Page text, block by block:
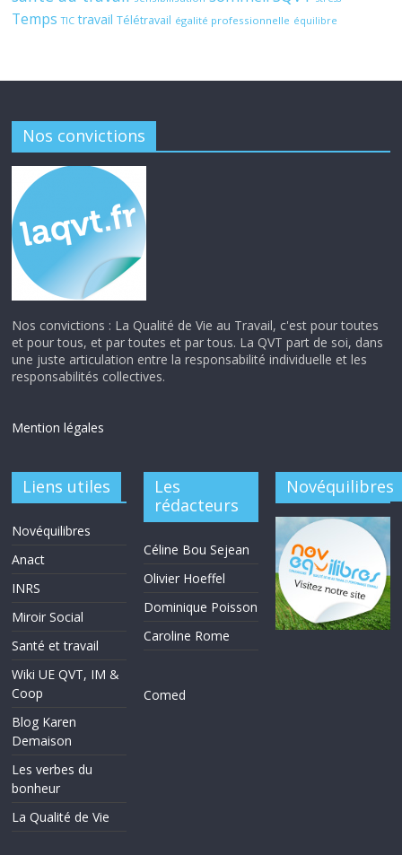
Temps TIC travail Télétravail égalité professionnelle équilibre
Nos convictions
Nos convictions : La Qualité de Vie au Travail, c'est pour toutes
et pour tous, et par toutes et par tous. La QVT part de soi, dans
une juste articulation entre la responsabilité individuelle et les
responsabilités collectives.
Mention légales
Liens utiles
Novéquilibres
Anact
INRS
Miroir Social
Santé et travail
Wiki UE QVT, IM &
Coop
Blog Karen
Demaison
Les verbes du
bonheur
La Qualité de Vie
Les
rédacteurs
Céline Bou Sejean
Olivier Hoeffel
Dominique Poisson
Caroline Rome
Comed
Novéquilibres